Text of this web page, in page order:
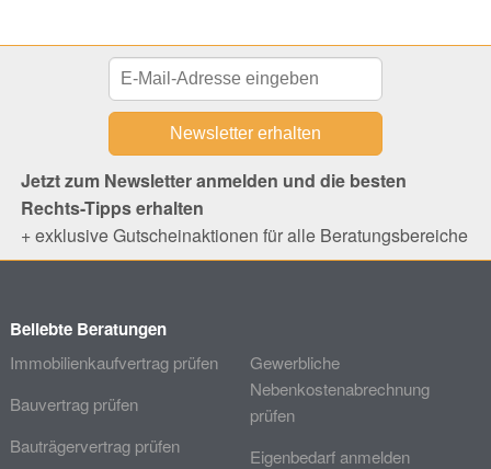
Jetzt zum Newsletter anmelden und die besten
Rechts-Tipps erhalten
+ exklusive Gutscheinaktionen für alle Beratungsbereiche
Beliebte Beratungen
Immobilienkaufvertrag prüfen
Bauvertrag prüfen
Bauträgervertrag prüfen
Gewerbliche
Nebenkostenabrechnung
prüfen
Eigenbedarf anmelden